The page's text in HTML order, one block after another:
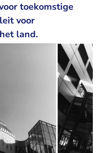
toekomstige
voor
land.